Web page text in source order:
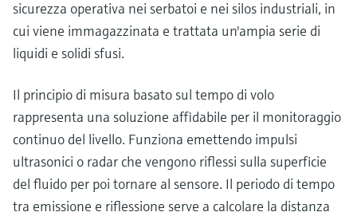
Accesso a Device Viewer
Trova informazioni e documentazione
Trova i ricambi giusti
Trova i ricambi per codice prodotto, codice
ordine o numero di serie
microonde
Misura del livello tramite la misura
Visualizza tutti
microonde
Memosens technology
Visualizza tutti
dell'eccellenza operativa e dei
modelli decisionali
sicurezza operativa nei serbatoi e nei silos industriali, in
cui viene immagazzinata e trattata un'ampia serie di
liquidi e solidi sfusi.
Il principio di misura basato sul tempo di volo
rappresenta una soluzione affidabile per il monitoraggio
continuo del livello. Funziona emettendo impulsi
ultrasonici o radar che vengono riflessi sulla superficie
del fluido per poi tornare al sensore. Il periodo di tempo
tra emissione e riflessione serve a calcolare la distanza